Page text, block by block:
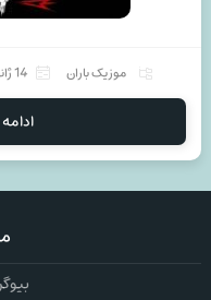
موزیک باران 14 ژانویه 2026